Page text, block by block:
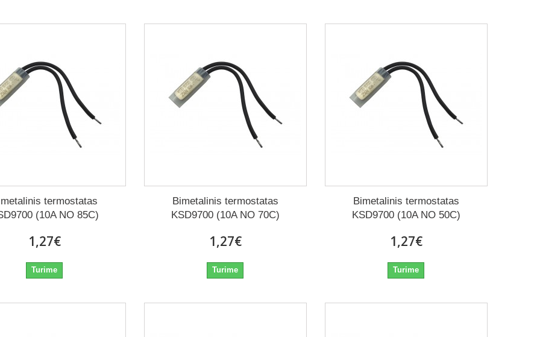
termostatas
(10A NO 85C)
1,27€
Turime
Bimetalinis termostatas
KSD9700 (10A NO 70C)
1,27€
Turime
Bimetalinis termostatas
KSD9700 (10A NO 50C)
1,27€
Turime